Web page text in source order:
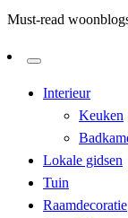
Must-read
Interieur
Keuken
Lokale gidsen
Tuin
Raamdecoratie